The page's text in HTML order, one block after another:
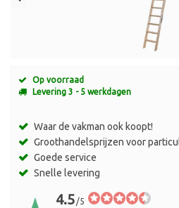
Op voorraad
Levering 3 - 5 werkdagen
Waar de vakman ook koopt!
Groothandelsprijzen voor
Goede service
Snelle levering
4.5 /5